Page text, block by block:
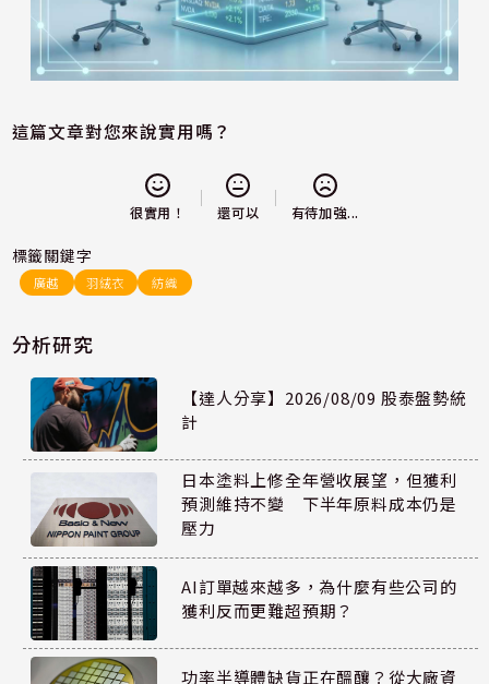
這篇文章對您來說實用嗎？
很實用！ 還可以 有待加強...
標籤關鍵字
廣越 羽絨衣 紡織
分析研究
【達人分享】2026/08/09 股泰盤勢統
計
日本塗料上修全年營收展望，但獲利
預測維持不變 下半年原料成本仍是
壓力
AI訂單越來越多，為什麼有些公司的
獲利反而更難超預期？
功率半導體缺貨正在醞釀？從大廠資